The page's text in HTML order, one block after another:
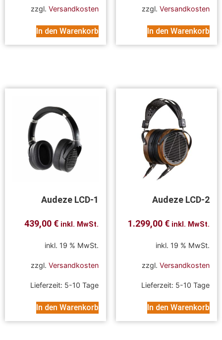
zzgl. Versandkosten
In den Warenkorb
zzgl. Versandkosten
In den Warenkorb
Audeze LCD-1
439,00 € inkl. MwSt.
inkl. 19 % MwSt.
zzgl. Versandkosten
Lieferzeit: 5-10 Tage
In den Warenkorb
Audeze LCD-2
1.299,00 € inkl. MwSt.
inkl. 19 % MwSt.
zzgl. Versandkosten
Lieferzeit: 5-10 Tage
In den Warenkorb